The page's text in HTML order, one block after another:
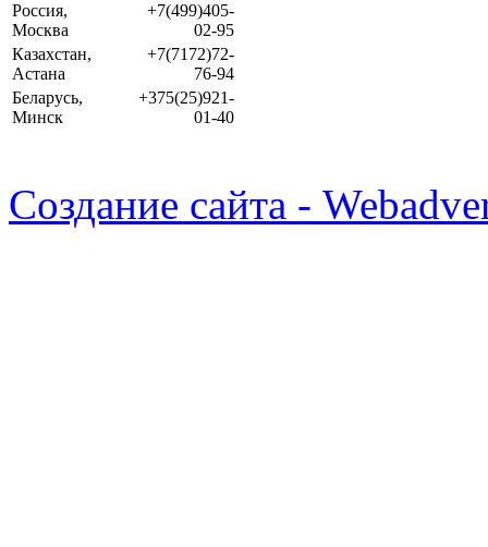
Россия,
Москва
+7(499)405-
02-95
Казахстан,
Астана
+7(7172)72-
76-94
Беларусь,
Минск
+375(25)921-
01-40
Создание сайта -